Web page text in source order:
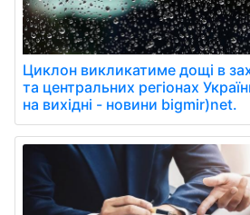
Циклон викликатиме дощі в
та центральних регіонах
на вихідні - новини bigmir)net.